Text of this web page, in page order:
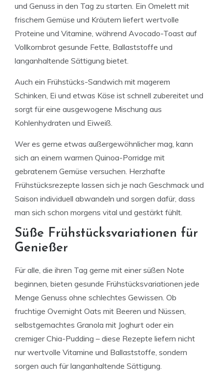
und Genuss in den Tag zu starten. Ein Omelett mit
frischem Gemüse und Kräutern liefert wertvolle
Proteine und Vitamine, während Avocado-Toast auf
Vollkornbrot gesunde Fette, Ballaststoffe und
langanhaltende Sättigung bietet.
Auch ein Frühstücks-Sandwich mit magerem
Schinken, Ei und etwas Käse ist schnell zubereitet und
sorgt für eine ausgewogene Mischung aus
Kohlenhydraten und Eiweiß.
Wer es gerne etwas außergewöhnlicher mag, kann
sich an einem warmen Quinoa-Porridge mit
gebratenem Gemüse versuchen. Herzhafte
Frühstücksrezepte lassen sich je nach Geschmack und
Saison individuell abwandeln und sorgen dafür, dass
man sich schon morgens vital und gestärkt fühlt.
Süße Frühstücksvariationen für
Genießer
Für alle, die ihren Tag gerne mit einer süßen Note
beginnen, bieten gesunde Frühstücksvariationen jede
Menge Genuss ohne schlechtes Gewissen. Ob
fruchtige Overnight Oats mit Beeren und Nüssen,
selbstgemachtes Granola mit Joghurt oder ein
cremiger Chia-Pudding – diese Rezepte liefern nicht
nur wertvolle Vitamine und Ballaststoffe, sondern
sorgen auch für langanhaltende Sättigung.